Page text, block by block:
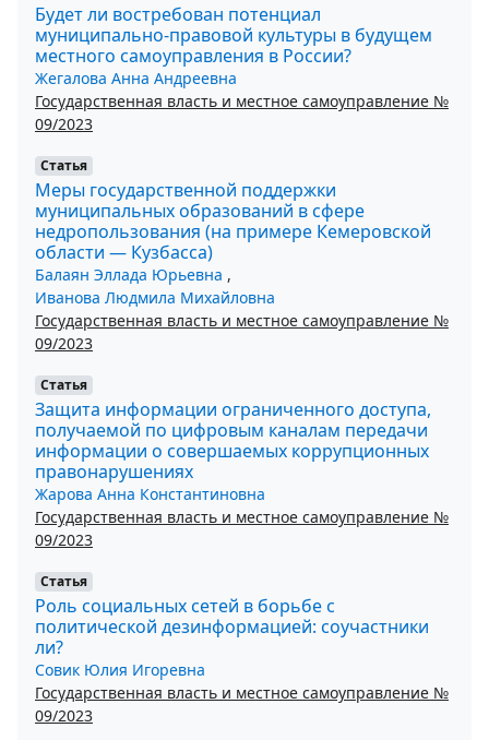
Будет ли востребован потенциал
муниципально-правовой культуры в будущем
местного самоуправления в России?
Жегалова Анна Андреевна
Государственная власть и местное самоуправление №
09/2023
Статья
Меры государственной поддержки
муниципальных образований в сфере
недропользования (на примере Кемеровской
области — Кузбасса)
Балаян Эллада Юрьевна ,
Иванова Людмила Михайловна
Государственная власть и местное самоуправление №
09/2023
Статья
Защита информации ограниченного доступа,
получаемой по цифровым каналам передачи
информации о совершаемых коррупционных
правонарушениях
Жарова Анна Константиновна
Государственная власть и местное самоуправление №
09/2023
Статья
Роль социальных сетей в борьбе с
политической дезинформацией: соучастники
ли?
Совик Юлия Игоревна
Государственная власть и местное самоуправление №
09/2023